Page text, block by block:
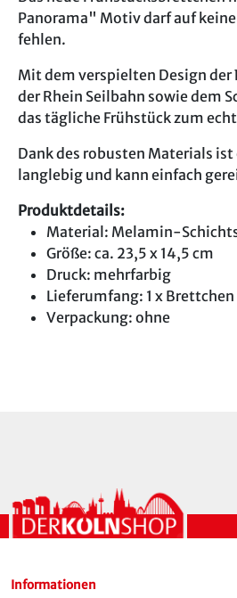
Panorama" Motiv darf auf
fehlen.
Mit dem verspielten Design der
der Rhein Seilbahn sowie dem
das tägliche Frühstück zum
Dank des robusten Materials ist
langlebig und kann einfach
Produktdetails:
Material: Melamin-
Größe: ca. 23,5 x 14,5 cm
Druck: mehrfarbig
Lieferumfang: 1 x Brettchen
Verpackung: ohne
Informationen